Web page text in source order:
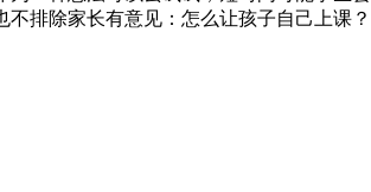
不排除家长有意见：怎么让孩子自己上课？